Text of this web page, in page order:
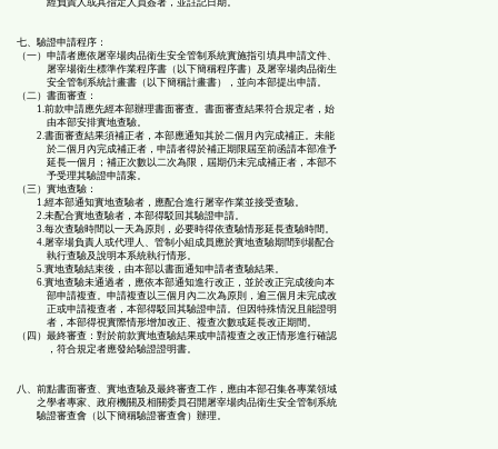
經負責人或其指定人員簽署，並註記日期。
七、驗證申請程序：
（一）申請者應依屠宰場肉品衛生安全管制系統實施指引填具申請文件、
屠宰場衛生標準作業程序書（以下簡稱程序書）及屠宰場肉品衛生
安全管制系統計畫書（以下簡稱計畫書），並向本部提出申請。
（二）書面審查：
1.前款申請應先經本部辦理書面審查。書面審查結果符合規定者，始
由本部安排實地查驗。
2.書面審查結果須補正者，本部應通知其於二個月內完成補正。未能
於二個月內完成補正者，申請者得於補正期限屆至前函請本部准予
延長一個月；補正次數以二次為限，屆期仍未完成補正者，本部不
予受理其驗證申請案。
（三）實地查驗：
1.經本部通知實地查驗者，應配合進行屠宰作業並接受查驗。
2.未配合實地查驗者，本部得駁回其驗證申請。
3.每次查驗時間以一天為原則，必要時得依查驗情形延長查驗時間。
4.屠宰場負責人或代理人、管制小組成員應於實地查驗期間到場配合
執行查驗及說明本系統執行情形。
5.實地查驗結束後，由本部以書面通知申請者查驗結果。
6.實地查驗未通過者，應依本部通知進行改正，並於改正完成後向本
部申請複查。申請複查以三個月內二次為原則，逾三個月未完成改
正或申請複查者，本部得駁回其驗證申請。但因特殊情況且能證明
者，本部得視實際情形增加改正、複查次數或延長改正期間。
（四）最終審查：對於前款實地查驗結果或申請複查之改正情形進行確認
，符合規定者應發給驗證證明書。
八、前點書面審查、實地查驗及最終審查工作，應由本部召集各專業領域
之學者專家、政府機關及相關委員召開屠宰場肉品衛生安全管制系統
驗證審查會（以下簡稱驗證審查會）辦理。